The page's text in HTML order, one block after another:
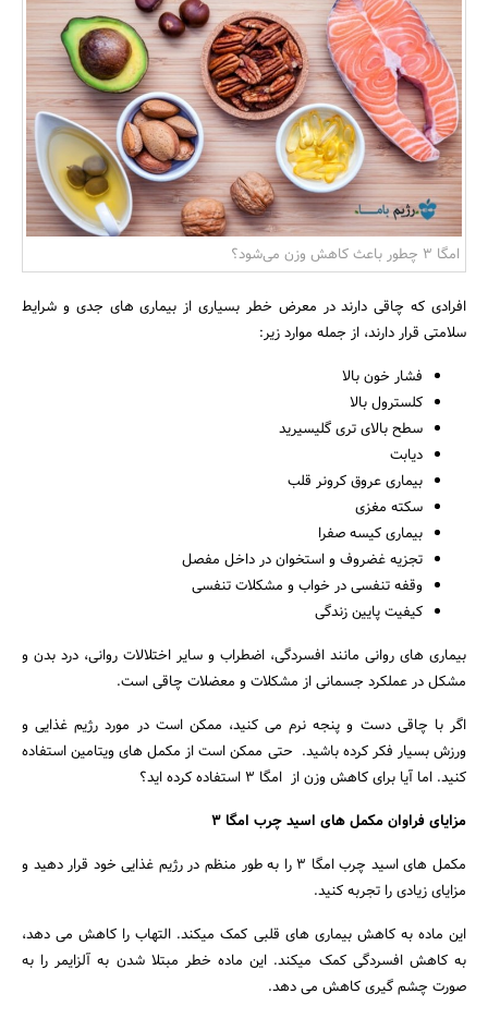
بانک، بیمه و سرمایه
مسکن و ساختمان
امگا ۳ چطور باعث کاهش وزن می‌شود؟
افرادی که چاقی دارند در معرض خطر بسیاری از بیماری های جدی و شرایط
سلامتی قرار دارند، از جمله موارد زیر:
فشار خون بالا
کلسترول بالا
سطح بالای تری گلیسیرید
دیابت
بیماری عروق کرونر قلب
سکته مغزی
بیماری کیسه صفرا
تجزیه غضروف و استخوان در داخل مفصل
وقفه تنفسی در خواب و مشکلات تنفسی
کیفیت پایین زندگی
بیماری های روانی مانند افسردگی، اضطراب و سایر اختلالات روانی، درد بدن و
مشکل در عملکرد جسمانی از مشکلات و معضلات چاقی است.
اگر با چاقی دست و پنجه نرم می کنید، ممکن است در مورد رژیم غذایی و
ورزش بسیار فکر کرده باشید. حتی ممکن است از مکمل های ویتامین استفاده
کنید. اما آیا برای کاهش وزن از امگا ۳ استفاده کرده اید؟
مزایای فراوان مکمل های اسید چرب امگا ۳
مکمل های اسید چرب امگا ۳ را به طور منظم در رژیم غذایی خود قرار دهید و
مزایای زیادی را تجربه کنید.
این ماده به کاهش بیماری های قلبی کمک میکند. التهاب را کاهش می دهد،
به کاهش افسردگی کمک میکند. این ماده خطر مبتلا شدن به آلزایمر را به
صورت چشم گیری کاهش می دهد.